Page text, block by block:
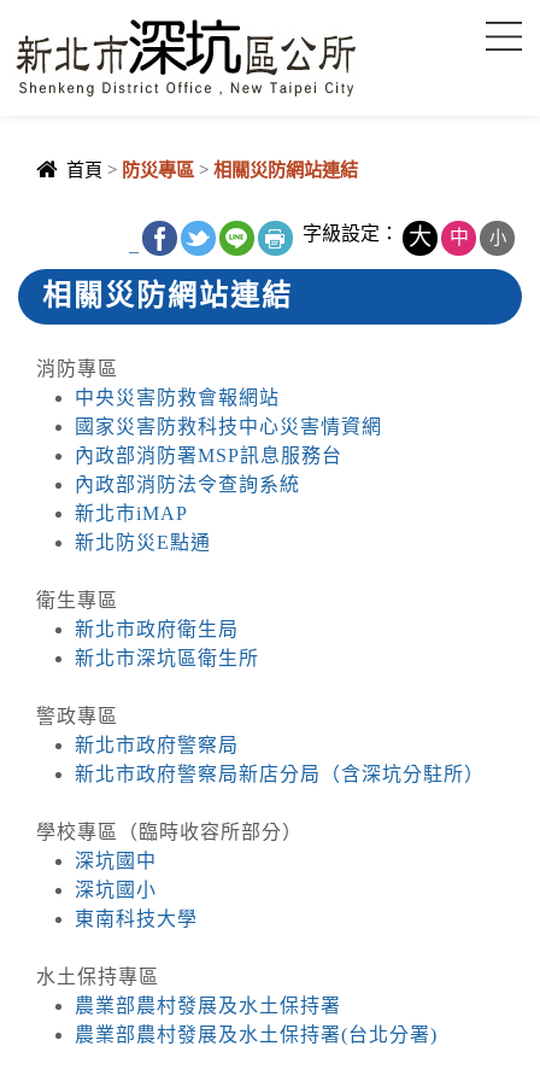
首頁 > 防災專區 > 相關災防網站連結
字級設定： 大 中 小
相關災防網站連結
消防專區
中央災害防救會報網站
國家災害防救科技中心災害情資網
內政部消防署MSP訊息服務台
內政部消防法令查詢系統
新北市iMAP
新北防災E點通
衛生專區
新北市政府衛生局
新北市深坑區衛生所
警政專區
新北市政府警察局
新北市政府警察局新店分局（含深坑分駐所）
學校專區（臨時收容所部分）
深坑國中
深坑國小
東南科技大學
水土保持專區
農業部農村發展及水土保持署
農業部農村發展及水土保持署(台北分署)